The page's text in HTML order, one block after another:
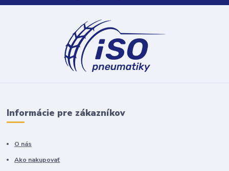
Informácie pre zákazníkov
O nás
Ako nakupovať